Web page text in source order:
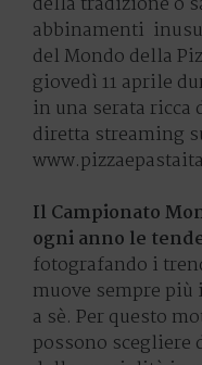
abbinamenti
del Mondo della
giovedì 11 aprile
in una serata
diretta streaming
Il Campionato
ogni anno le
fotografando i
muove sempre
a sè. Per questo
possono scegliere